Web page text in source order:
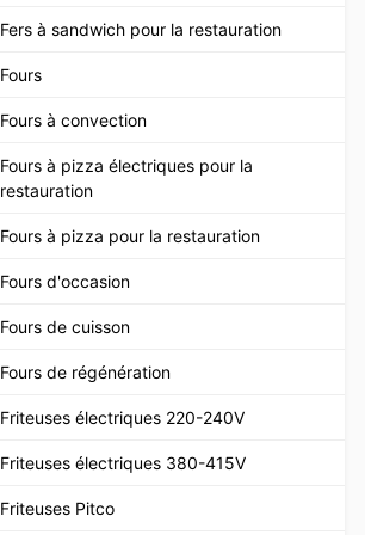
Fers à sandwich pour la restauration
Fours
Fours à convection
Fours à pizza électriques pour la
restauration
Fours à pizza pour la restauration
Fours d'occasion
Fours de cuisson
Fours de régénération
Friteuses électriques 220-240V
Friteuses électriques 380-415V
Friteuses Pitco